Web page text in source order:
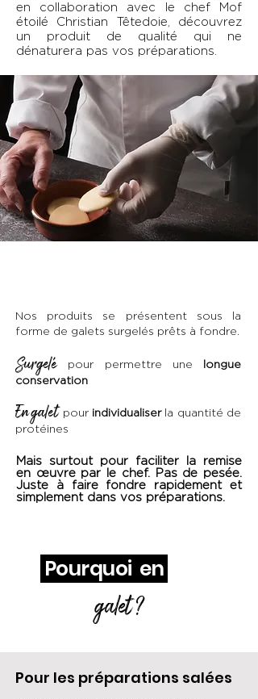
en collaboration avec le chef Mof
étoilé Christian Têtedoie, découvrez
un produit de qualité qui ne
dénaturera pas vos préparations.
Nos produits se présentent sous la
forme de galets surgelés prêts à fondre.
Surgelépour permettre une
longue
conservation
En galet pour individualiser la quantité de
protéines
Mais surtout pour faciliter la remise
en œuvre par le chef. Pas de pesée.
Juste à faire fondre rapidement et
simplement dans vos préparations.
Pourquoi en
galet ?
Pour les préparations salées